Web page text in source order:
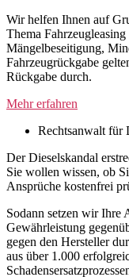
Wir helfen Ihnen auf
Thema
Mängelbeseitigung,
Fahrzeugrückgabe
Rückgabe durch.
Mehr erfahren
Rechtsanwalt für
Der Dieselskandal
Sie wollen wissen, ob
Ansprüche kostenfrei
Sodann setzen wir Ihre
Gewährleistung
gegen den Hersteller
aus über 1.000